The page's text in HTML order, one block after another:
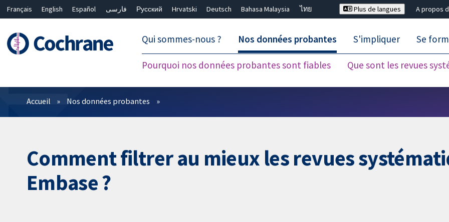
Français English Español فارسی Русский Hrvatski Deutsch Bahasa Malaysia
ไทย
Plus de langues A propos
Qui sommes-nous ? Nos données probantes
Pourquoi nos données probantes sont fiables Que sont les revues
S'impliquer Se
Filtres
Accueil Nos données probantes
Comment filtrer au mieux les revues
Embase ?